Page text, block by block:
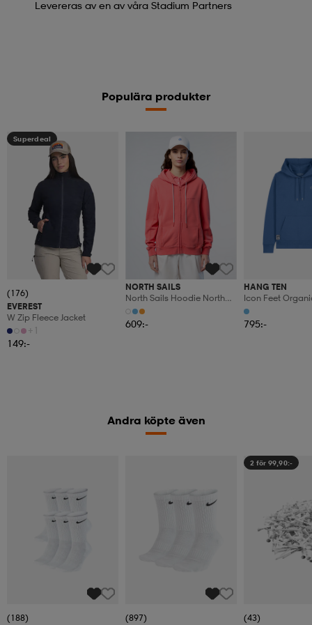
Levereras av en av våra Stadium Partners
Populära produkter
Superdeal
(176)
EVEREST
W Zip Fleece Jacket
+1
149:-
NORTH SAILS
North Sails Hoodie North
Sails Print
609:-
HANG TEN
Icon Feet
Hoodie - Mindful
795:-
Andra köpte även
(188)
(897)
2 för 99,90:-
(43)